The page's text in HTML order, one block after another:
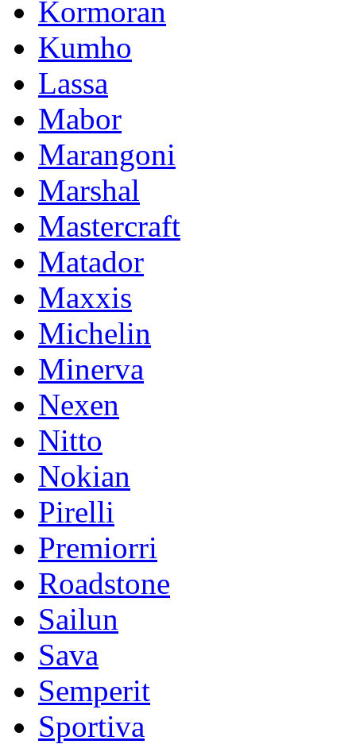
Kormoran
Kumho
Lassa
Mabor
Marangoni
Marshal
Mastercraft
Matador
Maxxis
Michelin
Minerva
Nexen
Nitto
Nokian
Pirelli
Premiorri
Roadstone
Sailun
Sava
Semperit
Sportiva